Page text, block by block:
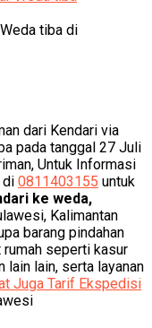
tiba di
dari Kendari via
pada tanggal 27 Juli
Untuk Informasi
di 0811403155 untuk
ke weda,
Kalimantan
barang pindahan
rumah seperti kasur
lain lain, serta layanan
Juga Tarif Ekspedisi